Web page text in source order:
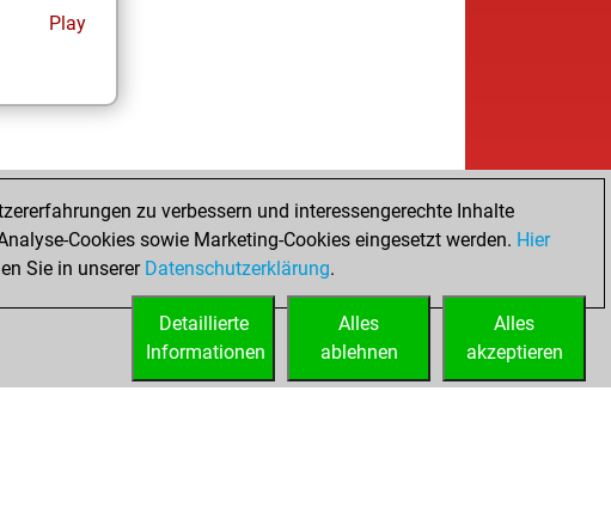
Play
zu verbessern und interessengerechte Inhalte
Cookies sowie Marketing-Cookies eingesetzt werden. Hier
Sie in unserer Datenschutzerklärung.
Alles
akzeptieren
Alles
ablehnen
Detaillierte
Informationen